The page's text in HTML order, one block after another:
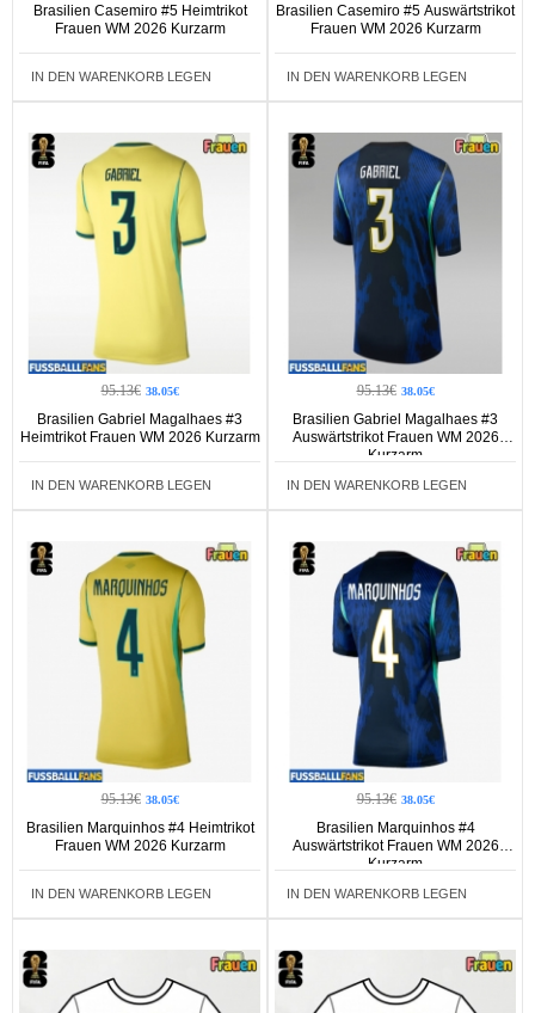
Brasilien Casemiro #5 Heimtrikot
Frauen WM 2026 Kurzarm
IN DEN WARENKORB LEGEN
Brasilien Casemiro #5 Auswärtstrikot
Frauen WM 2026 Kurzarm
IN DEN WARENKORB LEGEN
95.13€ 38.05€
Brasilien Gabriel Magalhaes #3
Heimtrikot Frauen WM 2026 Kurzarm
IN DEN WARENKORB LEGEN
95.13€ 38.05€
Brasilien Gabriel Magalhaes #3
Auswärtstrikot Frauen WM 2026
Kurzarm
IN DEN WARENKORB LEGEN
95.13€ 38.05€
Brasilien Marquinhos #4 Heimtrikot
Frauen WM 2026 Kurzarm
IN DEN WARENKORB LEGEN
95.13€ 38.05€
Brasilien Marquinhos #4
Auswärtstrikot Frauen WM 2026
Kurzarm
IN DEN WARENKORB LEGEN